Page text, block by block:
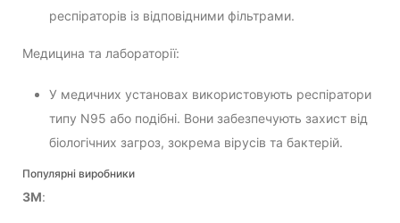
респіраторів із відповідними фільтрами.
Медицина та лабораторії:
У медичних установах використовують респіратори
типу N95 або подібні. Вони забезпечують захист від
біологічних загроз, зокрема вірусів та бактерій.
Популярні виробники
3M: